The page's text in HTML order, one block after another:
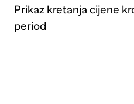
Prikaz kretanja cijene
period